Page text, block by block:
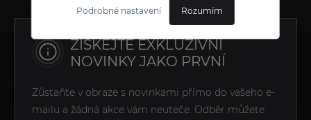
Podrobné nastavení Rozumím
ZÍSKEJTE EXKLUZIVNÍ
NOVINKY JAKO PRVNÍ
Zůstaňte v obraze s novinkami přímo do vašeho e-
mailu a žádná akce vám neuteče. Odběr můžete